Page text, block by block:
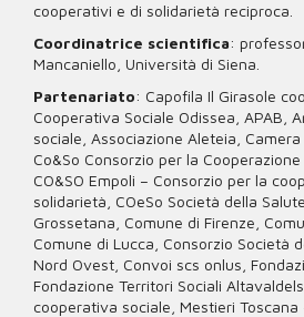
cooperativi e di solidarietà reciproca.
Coordinatrice scientifica:
Mancaniello, Università di Siena.
Partenariato: Capofila Il Girasole
Cooperativa Sociale Odissea, APAB,
sociale, Associazione Aleteia, Camera
Co&So Consorzio per la Cooperazione
CO&SO Empoli – Consorzio per la
solidarietà, COeSo Società della
Grossetana, Comune di Firenze,
Comune di Lucca, Consorzio Società
Nord Ovest, Convoi scs onlus,
Fondazione Territori Sociali
cooperativa sociale, Mestieri Toscana